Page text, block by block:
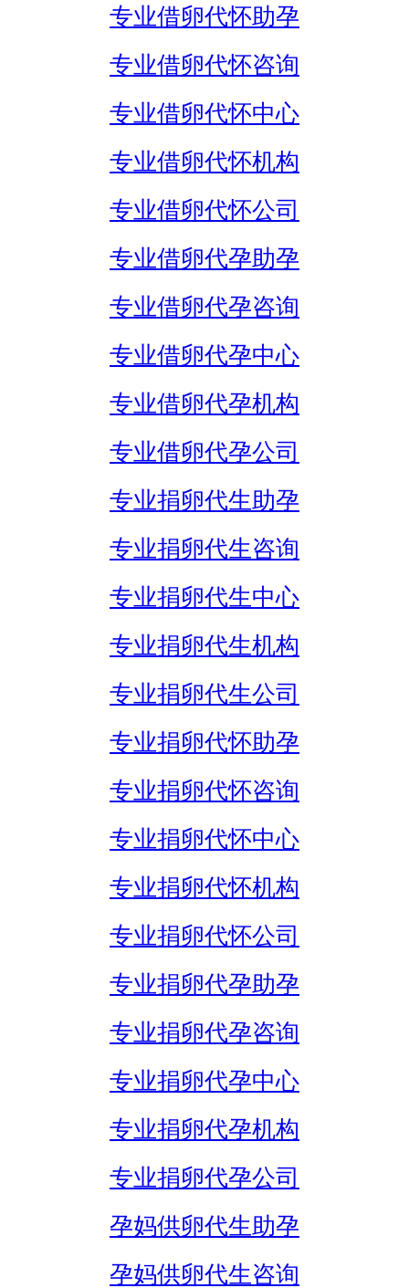
专业借卵代怀助孕
专业借卵代怀咨询
专业借卵代怀中心
专业借卵代怀机构
专业借卵代怀公司
专业借卵代孕助孕
专业借卵代孕咨询
专业借卵代孕中心
专业借卵代孕机构
专业借卵代孕公司
专业捐卵代生助孕
专业捐卵代生咨询
专业捐卵代生中心
专业捐卵代生机构
专业捐卵代生公司
专业捐卵代怀助孕
专业捐卵代怀咨询
专业捐卵代怀中心
专业捐卵代怀机构
专业捐卵代怀公司
专业捐卵代孕助孕
专业捐卵代孕咨询
专业捐卵代孕中心
专业捐卵代孕机构
专业捐卵代孕公司
孕妈供卵代生助孕
孕妈供卵代生咨询